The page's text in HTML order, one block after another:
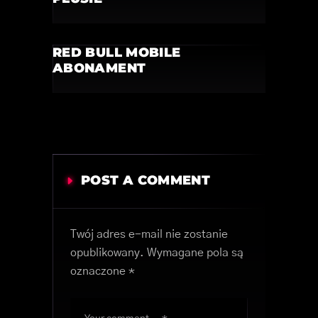
RED BULL MOBILE
ABONAMENT
POST A COMMENT
Twój adres e-mail nie zostanie
opublikowany. Wymagane pola są
oznaczone *